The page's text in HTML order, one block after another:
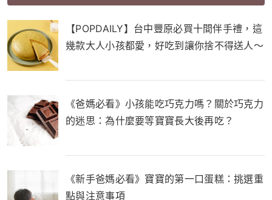
【POPDAILY】台中豐原必買十間伴手禮，這
幾款大人小孩都愛，好吃到讓你捨不得送人～
《爸媽必看》小孩能吃巧克力嗎？關於巧克力
的迷思：為什麼要等寶寶長大後再吃？
《新手爸媽必看》寶寶的第一口蛋糕：挑選重
點與注意事項